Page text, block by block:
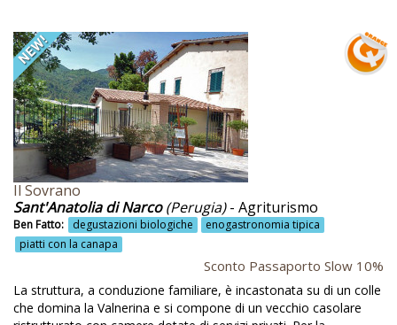
Bottiglia di vino in omaggio
Bouldering
Buone pratiche
Butteri
Calabria
Camere
Camino
Campania
Il Sovrano
Sant'Anatolia di Narco(Perugia)- Agriturismo
Ben Fatto: degustazioni biologiche
enogastronomia tipica
piatti con la canapa
Sconto Passaporto Slow 10%
La struttura, a conduzione familiare, è incastonata su di un colle
che domina la Valnerina e si compone di un vecchio casolare